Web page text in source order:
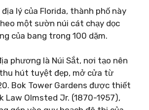
lý của Florida, thành phố này
một sườn núi cát chạy dọc
của bang trong 100 dặm.
phương là Núi Sắt, nơi tạo nên
hút tuyệt đẹp, mở cửa từ
Bok Tower Gardens được thiết
Law Olmsted Jr. (1870-1957),